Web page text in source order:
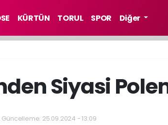
KÜRTÜN TORUL SPOR Diğer
Siyasi
Güncelleme: 25.09.2024 - 13:09